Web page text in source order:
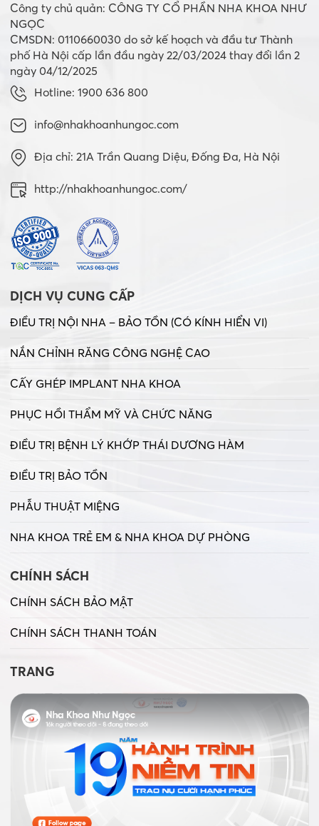
Công ty chủ quản: CÔNG TY CỔ PHẦN NHA KHOA NHƯ
NGỌC
CMSDN: 0110660030 do sở kế hoạch và đầu tư Thành
phố Hà Nội cấp lần đầu ngày 22/03/2024 thay đổi lần 2
ngày 04/12/2025
Hotline: 1900 636 800
info@nhakhoanhungoc.com
Địa chỉ: 21A Trần Quang Diệu, Đống Đa, Hà Nội
http://nhakhoanhungoc.com/
DỊCH VỤ CUNG CẤP
ĐIỀU TRỊ NỘI NHA – BẢO TỒN (CÓ KÍNH HIỂN VI)
NẮN CHỈNH RĂNG CÔNG NGHỆ CAO
CẤY GHÉP IMPLANT NHA KHOA
PHỤC HỒI THẨM MỸ VÀ CHỨC NĂNG
ĐIỀU TRỊ BỆNH LÝ KHỚP THÁI DƯƠNG HÀM
ĐIỀU TRỊ BẢO TỒN
PHẪU THUẬT MIỆNG
NHA KHOA TRẺ EM & NHA KHOA DỰ PHÒNG
CHÍNH SÁCH
CHÍNH SÁCH BẢO MẬT
CHÍNH SÁCH THANH TOÁN
TRANG